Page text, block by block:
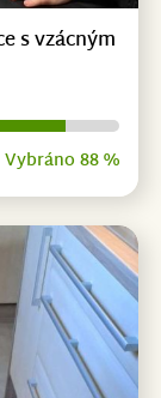
s vzácným
Vybráno 88 %